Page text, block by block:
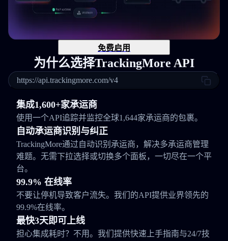
免费启用
为什么选择TrackingMore API
https://api.trackingmore.com/v4
集成1,600+家承运商
使用一个API追踪并监控全球1,644家承运商的包裹。
自动承运商识别与纠正
TrackingMore通过自动识别承运商，解决多承运商管理
难题。无需下拉选择或切换多个面板，一切尽在一个平
台。
99.9% 在线率
不要让停机导致客户流失。我们的API提供业界领先的
99.9%在线率。
最快3天即可上线
担心集成耗时？不用。我们提供快速上手指南与24/7技